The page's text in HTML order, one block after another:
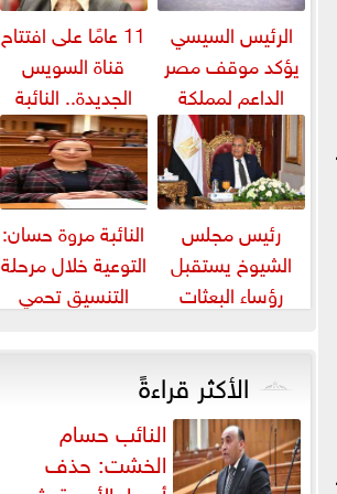
الرئيس السيسي
يؤكد موقف مصر
الداعم لمملكة
البحرين لحماية أمنها
واستقرارها
11 عامًا على افتتاح
قناة السويس
الجديدة.. النائبة
مروة قنصوة: رؤية
الدولة...
رئيس مجلس
الشيوخ يستقبل
رؤساء البعثات
المصرية بالخارج
النائبة مروة حسان:
التوعية خلال مرحلة
التنسيق تحمي
الأكاديمي
الأكثر قراءةً
النائب حسام
الخشت: حذف